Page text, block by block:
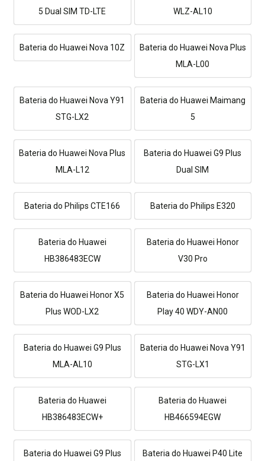
5 Dual SIM TD-LTE
WLZ-AL10
Bateria do Huawei Nova 10Z
Bateria do Huawei Nova Plus
MLA-L00
Bateria do Huawei Nova Y91
STG-LX2
Bateria do Huawei Maimang
5
Bateria do Huawei Nova Plus
MLA-L12
Bateria do Huawei G9 Plus
Dual SIM
Bateria do Philips CTE166 Bateria do Philips E320
Bateria do Huawei
HB386483ECW
Bateria do Huawei Honor
V30 Pro
Bateria do Huawei Honor X5
Plus WOD-LX2
Bateria do Huawei Honor
Play 40 WDY-AN00
Bateria do Huawei G9 Plus
MLA-AL10
Bateria do Huawei Nova Y91
STG-LX1
Bateria do Huawei
HB386483ECW+
Bateria do Huawei
HB466594EGW
Bateria do Huawei G9 Plus
Bateria do Huawei P40 Lite